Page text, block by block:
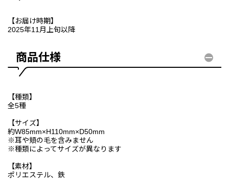
【お届け時期】
2025年11月上旬以降
商品仕様
【種類】
全5種
【サイズ】
約W85mm×H110mm×D50mm
※耳や頬の毛を含みません
※種類によってサイズが異なります
【素材】
ポリエステル、鉄